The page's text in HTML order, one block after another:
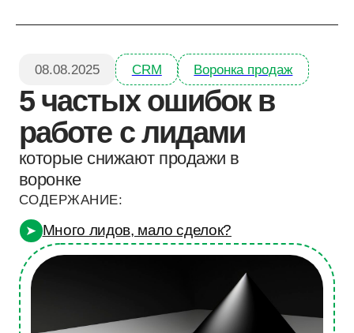
5 частых ошибок в
работе с лидами
которые снижают продажи в
воронке
СОДЕРЖАНИЕ:
Много лидов, мало сделок?